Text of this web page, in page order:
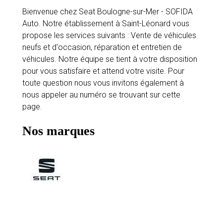
Bienvenue chez Seat Boulogne-sur-Mer - SOFIDA
Auto. Notre établissement à Saint-Léonard vous
propose les services suivants : Vente de véhicules
neufs et d'occasion, réparation et entretien de
véhicules. Notre équipe se tient à votre disposition
pour vous satisfaire et attend votre visite. Pour
toute question nous vous invitons également à
nous appeler au numéro se trouvant sur cette
page.
Nos marques